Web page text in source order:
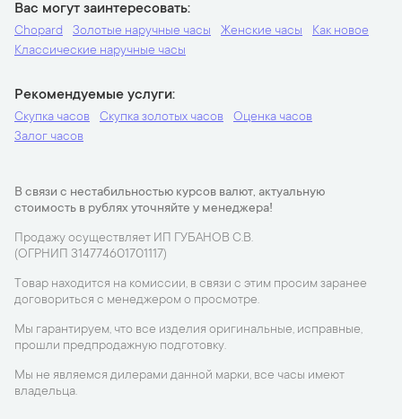
Вас могут заинтересовать
Chopard Золотые наручные часы Женские часы
Как новое
Классические наручные часы
Рекомендуемые услуги
Скупка часов Скупка золотых часов
Оценка часов
Залог часов
В связи с нестабильностью курсов валют, актуальную
стоимость в рублях уточняйте у менеджера!
Продажу осуществляет ИП ГУБАНОВ С.В.
(ОГРНИП 314774601701117)
Товар находится на комиссии, в связи с этим просим заранее
договориться с менеджером о просмотре.
Мы гарантируем, что все изделия оригинальные, исправные,
прошли предпродажную подготовку.
Мы не являемся дилерами данной марки, все часы имеют
владельца.